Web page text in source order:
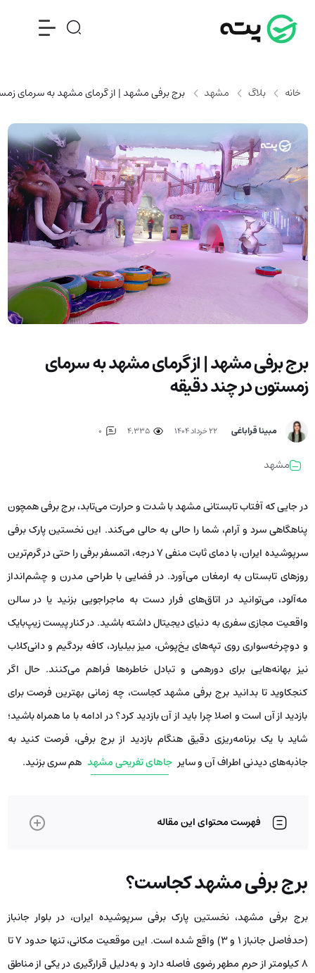
خانه بلاگ مشهد برج برفی مشهد | از گرمای مشهد به سرمای
برج برفی مشهد | از گرمای مشهد به سرمای
زمستون در چند دقیقه
مبینا قراباغی ۲۲ خرداد ۱۴۰۴ 4,335
مشهد
در جایی که آفتاب تابستانی مشهد با شدت و حرارت می‌تابد، برج برفی همچون
پناهگاهی سرد و آرام، شما را حالی به حالی می‌کند. این نخستین پارک برفی
سرپوشیده ایران، با دمای ثابت منفی ۷ درجه، اتمسفر برفی را حتی در گرم‌ترین
روزهای تابستان به ارمغان می‌آورد. در فضایی با طراحی مدرن و چشم‌انداز
مه‌آلود، می‌توانید در اتاق‌های فرار دست به ماجراجویی بزنید یا در سالن
واقعیت مجازی سفری به دنیای دیجیتال داشته باشید. در کنار پیست زیپ‌بایک
و دوچرخه‌سواری روی تپه‌های یخ‌پوش، میز بیلیارد، کافه بردگیم و دانی‌کلاب
نیز بهانه‌هایی برای دورهمی و تبادل خاطره‌ها فراهم می‌کنند. حال اگر
کنجکاوید تا بدانید برج برفی مشهد کجاست، چه زمانی بهترین فرصت برای
بازدید از آن است و اصلا چرا باید از آن بازدید کرد؟ در ادامه با ما همراه باشید؛
شاید با یک برنامه‌ریزی دقیق هنگام بازدید از برج برفی، فرصت کنید به
جاذبه‌های دیدنی اطراف آن و سایر جاهای تفریحی مشهد هم سری بزنید.
فهرست محتوای این مقاله
برج برفی مشهد کجاست؟
برج برفی مشهد، نخستین پارک برفی سرپوشیده ایران، در بلوار جانباز
(حدفاصل جانباز ۱ و ۳) واقع شده است. این موقعیت مکانی، تنها حدود ۷ تا
۸ کیلومتر از حرم مطهر رضوی فاصله دارد و به‌دلیل قرارگیری در یکی از مناطق